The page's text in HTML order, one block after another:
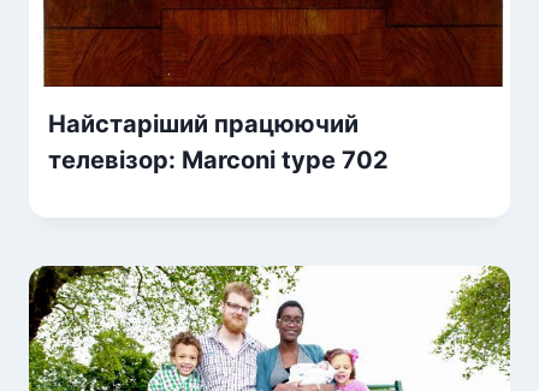
Найстаріший працюючий
телевізор: Marconi type 702